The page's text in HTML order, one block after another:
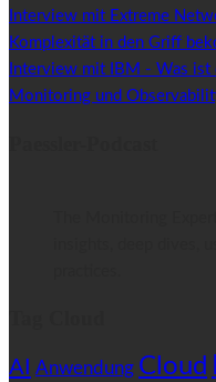
Interview mit Extreme
Komplexität in den Griff
Interview mit IBM - Was
Monitoring und
AI Anwendung Cloud